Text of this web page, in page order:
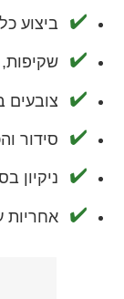
ביצוע כל
שקיפות,
צובעים
סידור
ניקיון
אחריות